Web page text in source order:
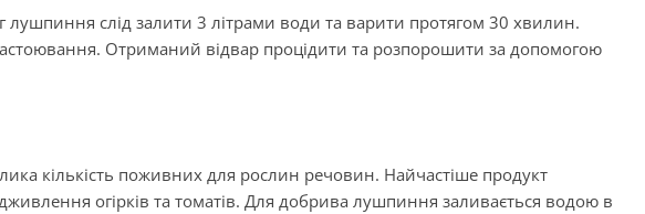
лушпиння слід залити 3 літрами води та варити протягом 30 хвилин.
Отриманий відвар процідити та розпорошити за допомогою
кількість поживних для рослин речовин. Найчастіше продукт
огірків та томатів. Для добрива лушпиння заливається водою в